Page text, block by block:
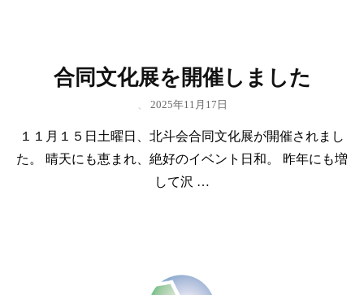
合同文化展を開催しました
2025年11月17日
１１月１５日土曜日、北斗会合同文化展が開催されまし
た。 晴天にも恵まれ、絶好のイベント日和。 昨年にも増
して沢 …